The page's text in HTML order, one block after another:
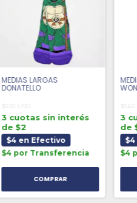
MEDIAS LARGAS
DONATELLO
$5.55 USD
3 cuotas sin interés
de $2
$4 en Efectivo
$4 por Transferencia
3
de
$4